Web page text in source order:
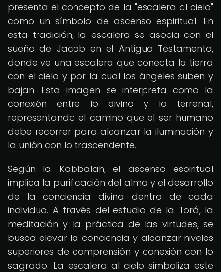
presenta el concepto de la "escalera al cielo"
como un símbolo de ascenso espiritual. En
esta tradición, la escalera se asocia con el
sueño de Jacob en el Antiguo Testamento,
donde ve una escalera que conecta la tierra
con el cielo y por la cual los ángeles suben y
bajan. Esta imagen se interpreta como la
conexión entre lo divino y lo terrenal,
representando el camino que el ser humano
debe recorrer para alcanzar la iluminación y
la unión con lo trascendente.
Según la Kabbalah, el ascenso espiritual
implica la purificación del alma y el desarrollo
de la conciencia divina dentro de cada
individuo. A través del estudio de la Torá, la
meditación y la práctica de las virtudes, se
busca elevar la conciencia y alcanzar niveles
superiores de comprensión y conexión con lo
sagrado. La escalera al cielo simboliza este